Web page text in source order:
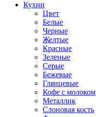
Кухни
Цвет
Белые
Черные
Желтые
Красные
Зеленые
Серые
Бежевые
Глянцевые
Кофе с молоком
Металлик
Слоновая кость